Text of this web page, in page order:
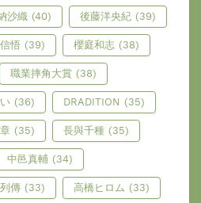
沙織 (40) 後藤洋央紀 (39)
悟 (39) 櫻庭和志 (38)
職業摔角大賞 (38)
(36) DRADITION (35)
(35) 長與千種 (35)
中邑真輔 (34)
傳 (33) 高橋ヒロム (33)